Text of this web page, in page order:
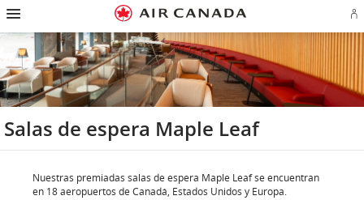
página
inicio
Omitir
pasar
la
pantalla
de
navegación
principal
Omitir
pasar
contenido
campo
búsqueda
Omitir
pasar
los
vínculos
del
pie
de
Omitir
pasar
mapa
del
sitio
Omitir
pasar
Contáctenos
de
Salas de espera Maple Leaf
Nuestras premiadas salas de espera Maple Leaf se encuentran
en 18 aeropuertos de Canadá, Estados Unidos y Europa.